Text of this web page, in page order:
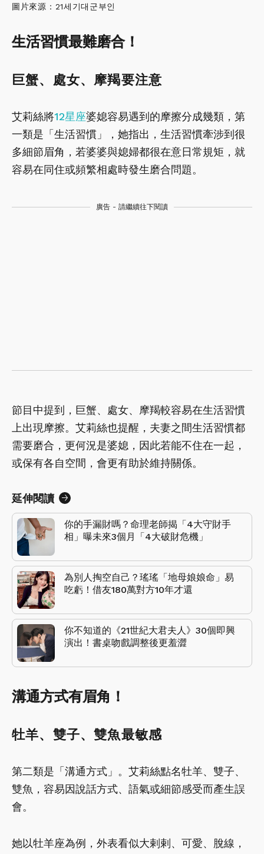
圖片來源：21세기대군부인
生活習慣最難磨合！
巨蟹、處女、摩羯要注意
艾莉絲將12星座婆媳容易遇到的摩擦分成幾類，第
一類是「生活習慣」，她指出，生活習慣牽涉到很
多細節眉角，若婆婆與媳婦都很在意日常規矩，就
容易在同住或頻繁相處時發生磨合問題。
廣告 - 請繼續往下閱讀
節目中提到，巨蟹、處女、摩羯較容易在生活習慣
上出現摩擦。艾莉絲也提醒，夫妻之間生活習慣都
需要磨合，更何況是婆媳，因此若能不住在一起，
或保有各自空間，會更有助於維持關係。
延伸閱讀
你的手漏財嗎？命理老師揭「4大守財手
相」曝未來3個月「4大破財危機」
為別人掏空自己？瑤瑤「地母娘娘命」易
吃虧！借友180萬對方10年才還
你不知道的《21世紀大君夫人》30個即興
演出！書桌吻戲調整後更羞澀
溝通方式有眉角！
牡羊、雙子、雙魚最敏感
第二類是「溝通方式」。艾莉絲點名牡羊、雙子、
雙魚，容易因說話方式、語氣或細節感受而產生誤
會。
她以牡羊座為例，外表看似大剌剌、可愛、脫線，